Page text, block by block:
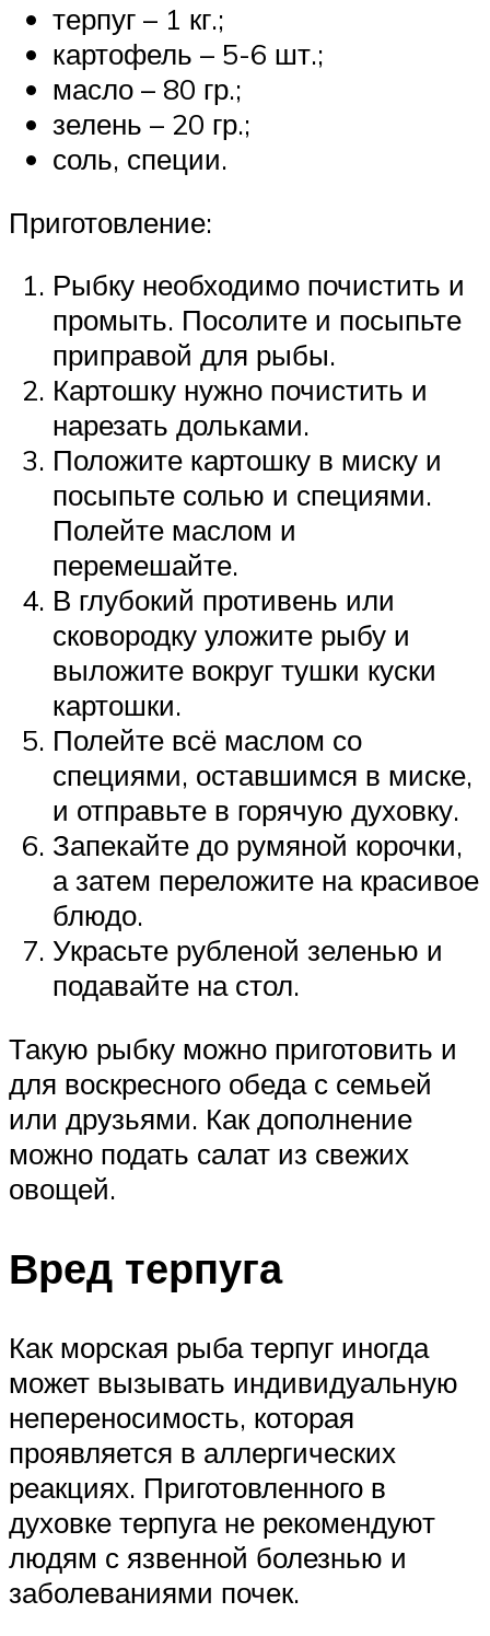
терпуг – 1 кг.;
картофель – 5-6 шт.;
масло – 80 гр.;
зелень – 20 гр.;
соль, специи.
Приготовление:
Рыбку необходимо почистить и
промыть. Посолите и посыпьте
приправой для рыбы.
Картошку нужно почистить и
нарезать дольками.
Положите картошку в миску и
посыпьте солью и специями.
Полейте маслом и
перемешайте.
В глубокий противень или
сковородку уложите рыбу и
выложите вокруг тушки куски
картошки.
Полейте всё маслом со
специями, оставшимся в миске,
и отправьте в горячую духовку.
Запекайте до румяной корочки,
а затем переложите на красивое
блюдо.
Украсьте рубленой зеленью и
подавайте на стол.
Такую рыбку можно приготовить и
для воскресного обеда с семьей
или друзьями. Как дополнение
можно подать салат из свежих
овощей.
Вред терпуга
Как морская рыба терпуг иногда
может вызывать индивидуальную
непереносимость, которая
проявляется в аллергических
реакциях. Приготовленного в
духовке терпуга не рекомендуют
людям с язвенной болезнью и
заболеваниями почек.